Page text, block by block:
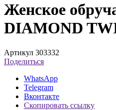
Женское
DIAMOND
Артикул 303332
Поделиться
WhatsApp
Telegram
Вконтакте
Скопировать ссылку